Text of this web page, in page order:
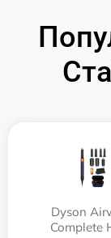
Dyson
Complete